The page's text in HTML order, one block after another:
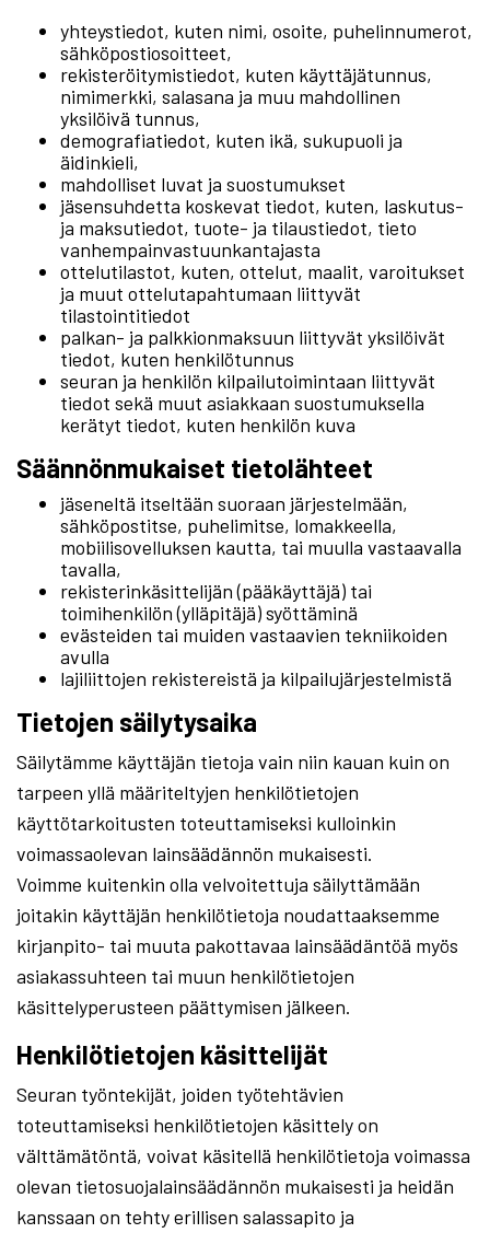
yhteystiedot, kuten nimi, osoite, puhelinnumerot,
sähköpostiosoitteet,
rekisteröitymistiedot, kuten käyttäjätunnus,
nimimerkki, salasana ja muu mahdollinen
yksilöivä tunnus,
demografiatiedot, kuten ikä, sukupuoli ja
äidinkieli,
mahdolliset luvat ja suostumukset
jäsensuhdetta koskevat tiedot, kuten, laskutus-
ja maksutiedot, tuote- ja tilaustiedot, tieto
vanhempainvastuunkantajasta
ottelutilastot, kuten, ottelut, maalit, varoitukset
ja muut ottelutapahtumaan liittyvät
tilastointitiedot
palkan- ja palkkionmaksuun liittyvät yksilöivät
tiedot, kuten henkilötunnus
seuran ja henkilön kilpailutoimintaan liittyvät
tiedot sekä muut asiakkaan suostumuksella
kerätyt tiedot, kuten henkilön kuva
Säännönmukaiset tietolähteet
jäseneltä itseltään suoraan järjestelmään,
sähköpostitse, puhelimitse, lomakkeella,
mobiilisovelluksen kautta, tai muulla vastaavalla
tavalla,
rekisterinkäsittelijän (pääkäyttäjä) tai
toimihenkilön (ylläpitäjä) syöttäminä
evästeiden tai muiden vastaavien tekniikoiden
avulla
lajiliittojen rekistereistä ja kilpailujärjestelmistä
Tietojen säilytysaika
Säilytämme käyttäjän tietoja vain niin kauan kuin on
tarpeen yllä määriteltyjen henkilötietojen
käyttötarkoitusten toteuttamiseksi kulloinkin
voimassaolevan lainsäädännön mukaisesti.
Voimme kuitenkin olla velvoitettuja säilyttämään
joitakin käyttäjän henkilötietoja noudattaaksemme
kirjanpito- tai muuta pakottavaa lainsäädäntöä myös
asiakassuhteen tai muun henkilötietojen
käsittelyperusteen päättymisen jälkeen.
Henkilötietojen käsittelijät
Seuran työntekijät, joiden työtehtävien
toteuttamiseksi henkilötietojen käsittely on
välttämätöntä, voivat käsitellä henkilötietoja voimassa
olevan tietosuojalainsäädännön mukaisesti ja heidän
kanssaan on tehty erillisen salassapito ja